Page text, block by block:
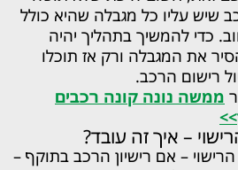
שיש עליו כל מגבלה שהיא כולל
כדי להמשיך בתהליך יהיה
את המגבלה ורק אז תוכלו
רישום הרכב.
ממשה נונה קונה רכבים
– איך זה עובד?
– אם רישיון הרכב בתוקף –